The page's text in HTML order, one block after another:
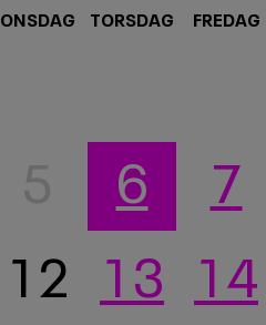
ONSDAG TORSDAG FREDAG
6 7
12 13 14